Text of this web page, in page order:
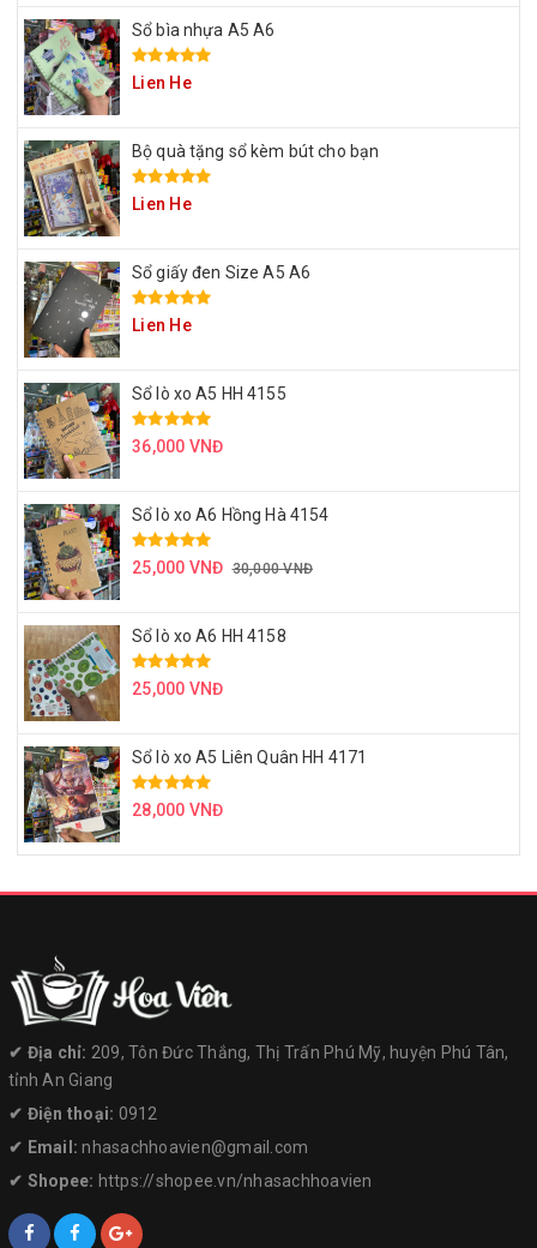
Sổ bìa nhựa A5 A6
Lien He
Bộ quà tặng sổ kèm bút cho bạn
Lien He
Sổ giấy đen Size A5 A6
Lien He
Sổ lò xo A5 HH 4155
36,000 VNĐ
Sổ lò xo A6 Hồng Hà 4154
25,000 VNĐ 30,000 VNĐ
Sổ lò xo A6 HH 4158
25,000 VNĐ
Sổ lò xo A5 Liên Quân HH 4171
28,000 VNĐ
✔︎ Địa chỉ: 209, Tôn Đức Thắng, Thị Trấn Phú Mỹ, huyện Phú Tân,
tỉnh An Giang
✔︎ Điện thoại: 0912
✔︎ Email:nhasachhoavien@gmail.com
✔︎ Shopee: https://shopee.vn/nhasachhoavien